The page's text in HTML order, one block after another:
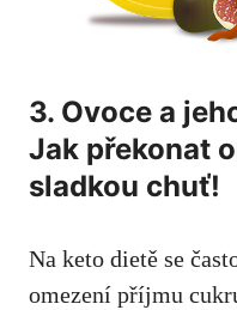
3. ⁢Ovoce a
Jak překonat
sladkou chuť!
Na keto dietě se
omezení⁤ příjmu